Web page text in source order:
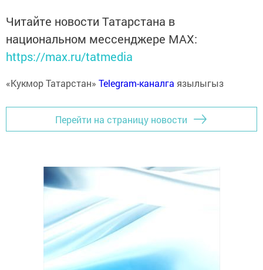
Читайте новости Татарстана в
национальном мессенджере MАХ:
https://max.ru/tatmedia
«Кукмор Татарстан» Telegram-каналга язылыгыз
Перейти на страницу новости